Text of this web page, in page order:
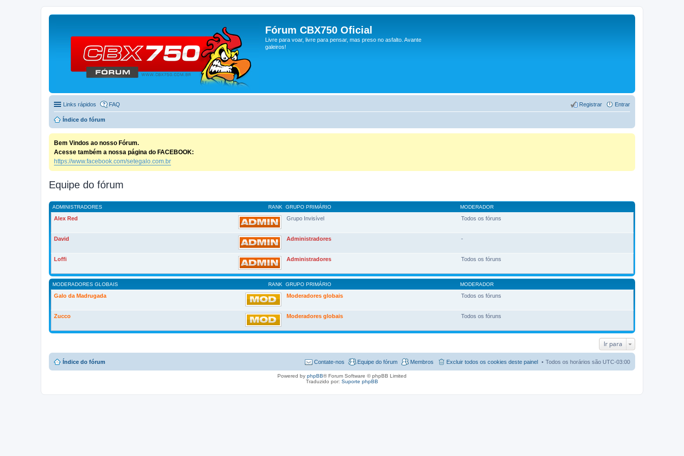
Fórum CBX750 Oficial
Livre para voar, livre para pensar, mas preso no asfalto. Avante
galeiros!
Links rápidos FAQ Entrar
Registrar
Índice do fórum
Bem Vindos ao nosso Fórum.
Acesse também a nossa página do FACEBOOK:
https://www.facebook.com/setegalo.com.br
Equipe do fórum
RANK
ADMINISTRADORES GRUPO PRIMÁRIO MODERADOR
Alex Red Grupo Invisível Todos os fóruns
David Administradores -
Loffi Administradores Todos os fóruns
RANK
MODERADORES GLOBAIS GRUPO PRIMÁRIO MODERADOR
Galo da Madrugada Moderadores globais Todos os fóruns
Zucco Moderadores globais Todos os fóruns
Ir para
Índice do fórum Todos os horários são UTC-03:00
Excluir todos os cookies deste painel
Membros
Equipe do fórum
Contate-nos
Powered by phpBB® Forum Software © phpBB Limited
Traduzido por: Suporte phpBB